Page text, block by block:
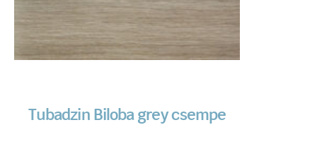
Tubadzin Biloba grey csempe